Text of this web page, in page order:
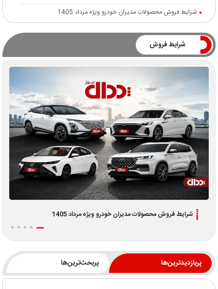
شرایط فروش محصولات مدیران خودرو ویژه مرداد 1405
شرایط فروش
شرایط فروش محصولات مدیران خودرو ویژه مرداد 1405
پربازدیدترین‌ها پربحث‌ترین‌ها